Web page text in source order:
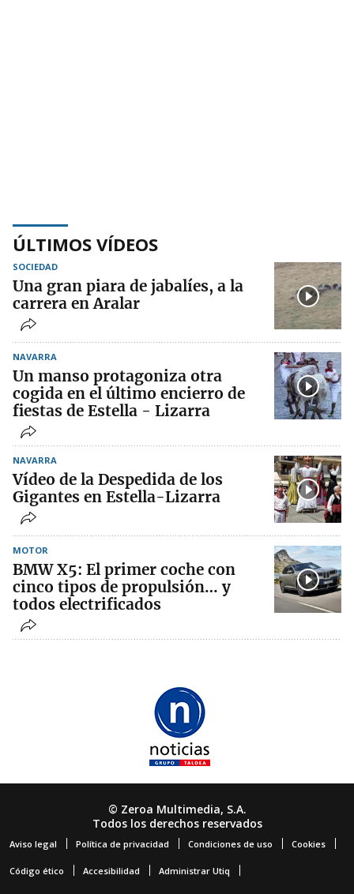
ÚLTIMOS VÍDEOS
SOCIEDAD
Una gran piara de jabalíes, a la
carrera en Aralar
NAVARRA
Un manso protagoniza otra
cogida en el último encierro de
fiestas de Estella - Lizarra
NAVARRA
Vídeo de la Despedida de los
Gigantes en Estella-Lizarra
MOTOR
BMW X5: El primer coche con
cinco tipos de propulsión… y
todos electrificados
© Zeroa Multimedia, S.A.
Todos los derechos reservados
Aviso legal Política de privacidad Condiciones de uso Cookies
Código ético Accesibilidad Administrar Utiq